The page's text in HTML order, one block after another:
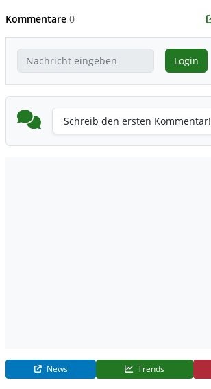
Kommentare 0
Login
Schreib den ersten Kommentar!
News Trends